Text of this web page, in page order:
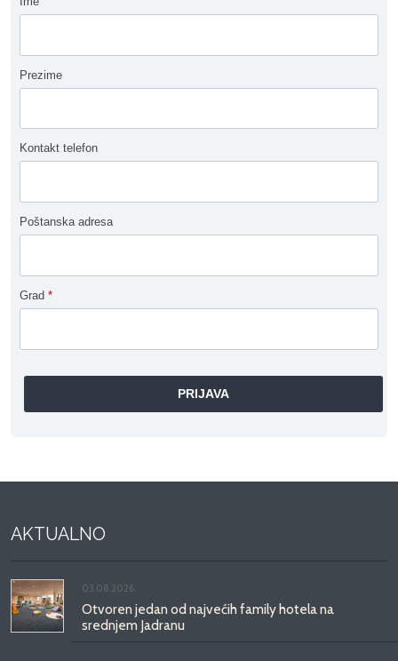
Prezime
Kontakt telefon
Poštanska adresa
Grad *
AKTUALNO
03.08.2026.
Otvoren jedan od najvećih family hotela na
srednjem Jadranu